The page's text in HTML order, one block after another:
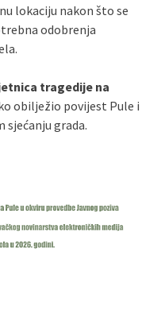
lokaciju nakon što se
odobrenja
tragedije na
obilježio povijest Pule i
grada.